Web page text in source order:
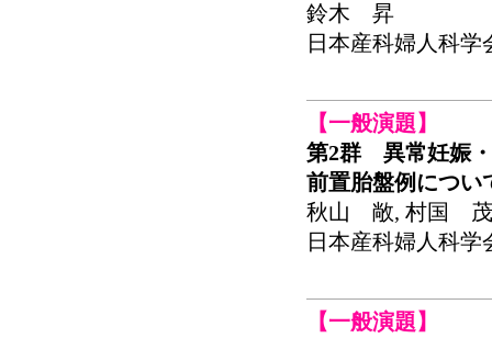
鈴木 昇
日本産科婦人科学
【一般演題】
第2群 異常妊娠
前置胎盤例につい
秋山 敞, 村国 茂
日本産科婦人科学
【一般演題】